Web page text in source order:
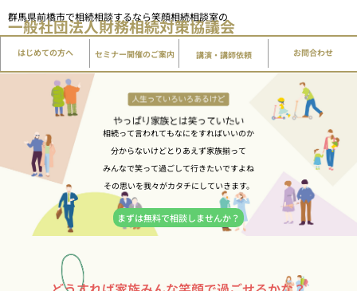
容
群馬県前橋市で相続相談するなら笑顔相続相談室の
一般社団法人財務相続対策協議会
はじめての方へ セミナー開催のご案内 講演・講師依頼 お問合わせ
相続って言われてもなにをすればいいのか
分からないけどとりあえず家族揃って
みんなで笑って過ごして行きたいですよね
その思いを我々がカタチにしていきます。
まずは無料で相談しませんか？